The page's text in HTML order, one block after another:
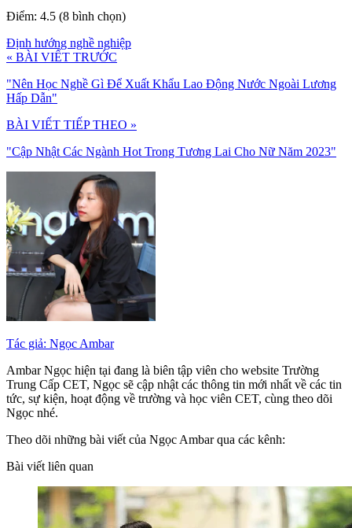
Điểm: 4.5 (8 bình chọn)
Định hướng nghề nghiệp
« BÀI VIẾT TRƯỚC
"Nên Học Nghề Gì Để Xuất Khẩu Lao Động Nước Ngoài Lương
Hấp Dẫn"
BÀI VIẾT TIẾP THEO »
"Cập Nhật Các Ngành Hot Trong Tương Lai Cho Nữ Năm 2023"
Tác giả: Ngọc Ambar
Ambar Ngọc hiện tại đang là biên tập viên cho website Trường
Trung Cấp CET, Ngọc sẽ cập nhật các thông tin mới nhất về các tin
tức, sự kiện, hoạt động về trường và học viên CET, cùng theo dõi
Ngọc nhé.
Theo dõi những bài viết của Ngọc Ambar qua các kênh:
Bài viết liên quan